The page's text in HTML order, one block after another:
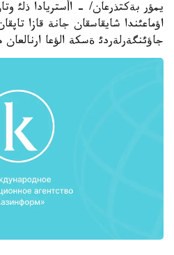
يمؤر بةكتذرعان/ - اأستريادا ذلئ
اؤماعئندا شايقاسقان جانة قازا
جاؤئنگةرلةردئ ةسكة الؤعا ارنالعان